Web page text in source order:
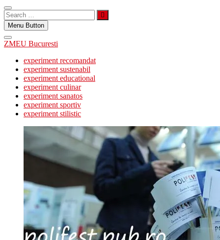
Search
…Menu Button
ZMEU Bucuresti
experiment recomandat
experiment sustenabil
experiment educational
experiment culinar
experiment sanatos
experiment sportiv
experiment stilistic